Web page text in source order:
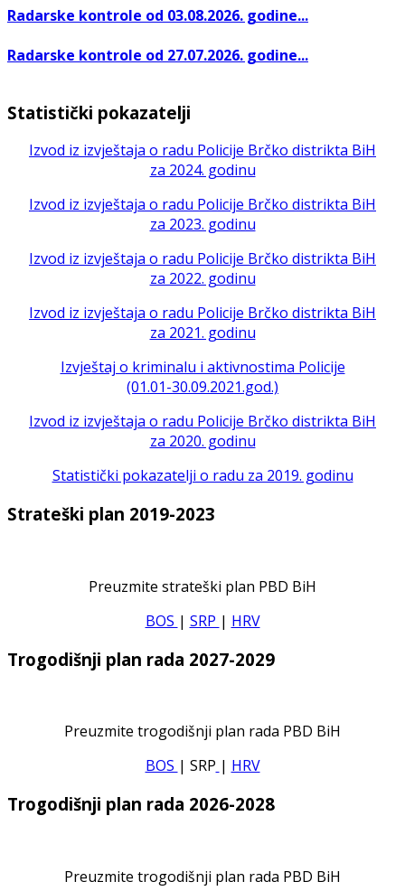
Radarske kontrole od 03.08.2026. godine...
Radarske kontrole od 27.07.2026. godine...
Statistički pokazatelji
Izvod iz izvještaja o radu Policije Brčko distrikta BiH
za 2024. godinu
Izvod iz izvještaja o radu Policije Brčko distrikta BiH
za 2023. godinu
Izvod iz izvještaja o radu Policije Brčko distrikta BiH
za 2022. godinu
Izvod iz izvještaja o radu Policije Brčko distrikta BiH
za 2021. godinu
Izvještaj o kriminalu i aktivnostima Policije
(01.01-30.09.2021.god.)
Izvod iz izvještaja o radu Policije Brčko distrikta BiH
za 2020. godinu
Statistički pokazatelji o radu za 2019. godinu
Strateški plan 2019-2023
Preuzmite strateški plan PBD BiH
BOS | SRP | HRV
Trogodišnji plan rada 2027-2029
Preuzmite trogodišnji plan rada PBD BiH
BOS | SRP | HRV
Trogodišnji plan rada 2026-2028
Preuzmite trogodišnji plan rada PBD BiH